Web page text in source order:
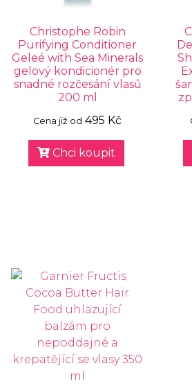
Christophe Robin
Purifying Conditioner
Geleé with Sea Minerals
gelový kondicionér pro
snadné rozčesání vlasů
200 ml
Cena již od 495 Kč
Chci koupit